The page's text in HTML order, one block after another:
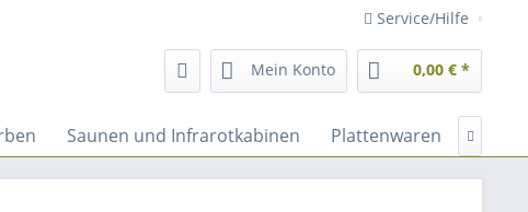
Service/Hilfe
Mein Konto 0,00 € *
Saunen und Infrarotkabinen Plattenwaren 